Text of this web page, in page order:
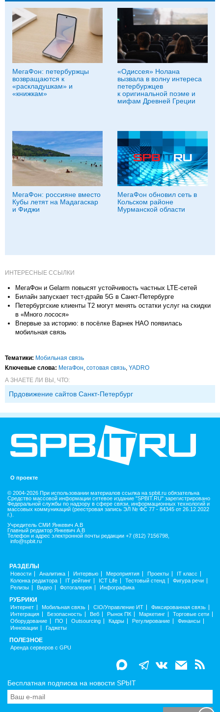
МегаФон: петербуржцы
возвращаются к
«раскладушкам» и
«книжкам»
«Одиссея» Нолана
вызвала в волну интереса
петербуржцев
к оригинальной поэме и
мифам Древней Греции
МегаФон: россияне вместо
Кубы летят на Мадагаскар
и Фиджи
МегаФон обновил сеть в
Кольском районе
Мурманской области
ИНТЕРЕСНЫЕ ССЫЛКИ
МегаФон и Gelarm повысят устойчивость частных LTE-сетей
Билайн запускает тест-драйв 5G в Санкт-Петербурге
Петербургские клиенты Т2 могут менять остатки услуг на скидки
в «Много лосося»
Впервые за историю: в посёлке Варнек НАО появилась
мобильная связь
Тематики: Мобильная связь
Ключевые слова: МегаФон, сотовая связь, YADRO
А ЗНАЕТЕ ЛИ ВЫ, ЧТО:
Прдовижение сайтов Санкт-Петербург
О проекте
© 2004-2026 При использовании материалов ссылка на spbit.ru обязательна
Средство массовой информации сетевое издание "SPBIT.RU" зарегистрировано
Федеральной службы по надзору в сфере связи, информационных технологий и
массовых коммуникаций (реестровая запись ЭЛ № ФС 77 - 84345 от 26.12.2022
г.).
Учредитель СМИ Янкевич А.В
Главный редактор Янкевич А.В
Телефон и адрес электронной почты редакции +7 (812) 7156798,
info@spbit.ru
РАЗДЕЛЫ
Новости Аналитика Интервью Мероприятия Проекты
IT класс
Колонка редактора
IT рейтинг ICT Life Тестовый стенд
Фигура речи
Релизы
Видео Фотогалерея Инфографика
РУБРИКИ
Интернет Мобильная связь CIO/Управление ИТ
Фиксированная связь
Интеграция
Безопасность Веб Рынок ПК Маркетинг
Торговые сети
Оборудование
ПО Outsourcing Кадры Регулирование
Финансы
Инновации
Гаджеты
ПОЛЕЗНОЕ
Аренда серверов с GPU
Бесплатная подписка на новости SPbIT